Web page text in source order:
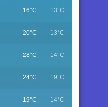
16°C 13°C
20°C 13°C
28°C 14°C
24°C 19°C
19°C 14°C